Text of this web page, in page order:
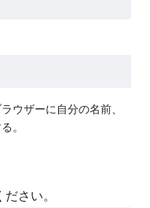
ウザーに自分の名前、
。
さい。